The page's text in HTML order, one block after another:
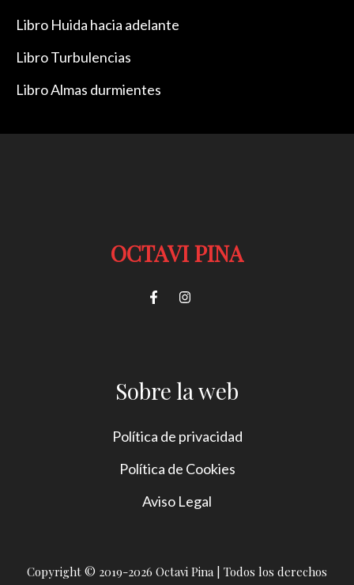
Libro Huida hacia adelante
Libro Turbulencias
Libro Almas durmientes
OCTAVI PINA
Sobre la web
Política de privacidad
Política de Cookies
Aviso Legal
Copyright © 2019-2026 Octavi Pina | Todos los derechos